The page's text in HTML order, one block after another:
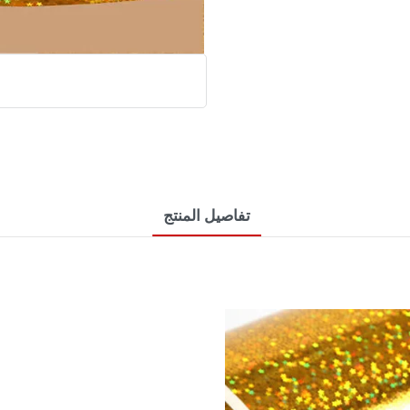
تفاصيل المنتج